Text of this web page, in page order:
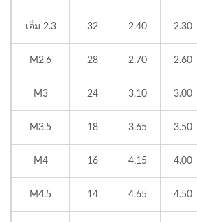
เอ็ม 2.3 32 2.40 2.30
M2.6 28 2.70 2.60
M3 24 3.10 3.00
M3.5 18 3.65 3.50
M4 16 4.15 4.00
M4.5 14 4.65 4.50